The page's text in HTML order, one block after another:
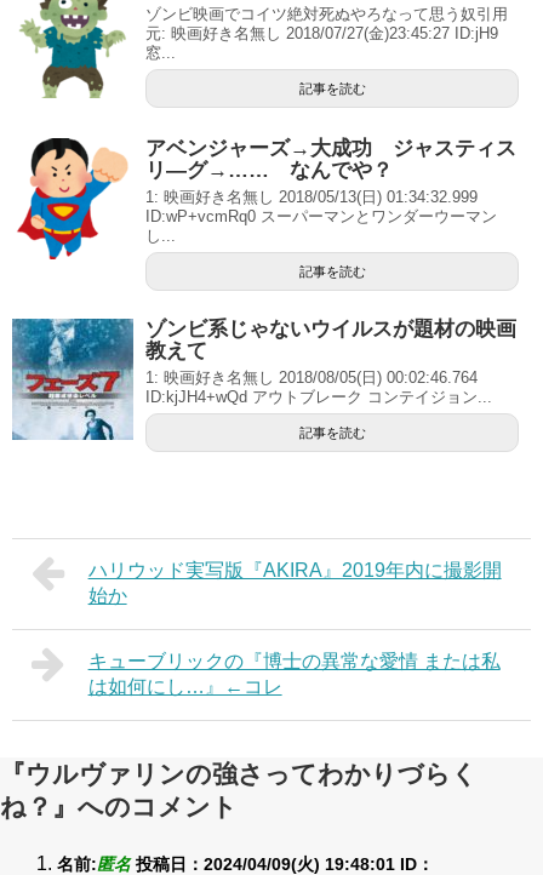
ゾンビ映画でコイツ絶対死ぬやろなって思う奴引用
元: 映画好き名無し 2018/07/27(金)23:45:27 ID:jH9
窓...
記事を読む
アベンジャーズ→大成功 ジャスティス
リ―グ→…… なんでや？
1: 映画好き名無し 2018/05/13(日) 01:34:32.999
ID:wP+vcmRq0 スーパーマンとワンダーウーマン
し...
記事を読む
ゾンビ系じゃないウイルスが題材の映画
教えて
1: 映画好き名無し 2018/08/05(日) 00:02:46.764
ID:kjJH4+wQd アウトブレーク コンテイジョン...
記事を読む
ハリウッド実写版『AKIRA』2019年内に撮影開
始か
キューブリックの『博士の異常な愛情 または私
は如何にし…』←コレ
『ウルヴァリンの強さってわかりづらく
ね？』へのコメント
名前:匿名 投稿日：2024/04/09(火) 19:48:01 ID：